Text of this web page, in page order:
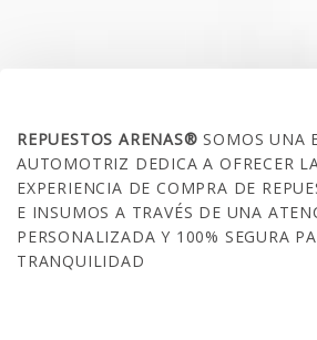
REPUESTOS ARENAS®SOMOS UNA
AUTOMOTRIZ DEDICA A OFRECER
EXPERIENCIA DE COMPRA DE
E INSUMOS A TRAVÉS DE UNA
PERSONALIZADA Y 100% SEGURA
TRANQUILIDAD